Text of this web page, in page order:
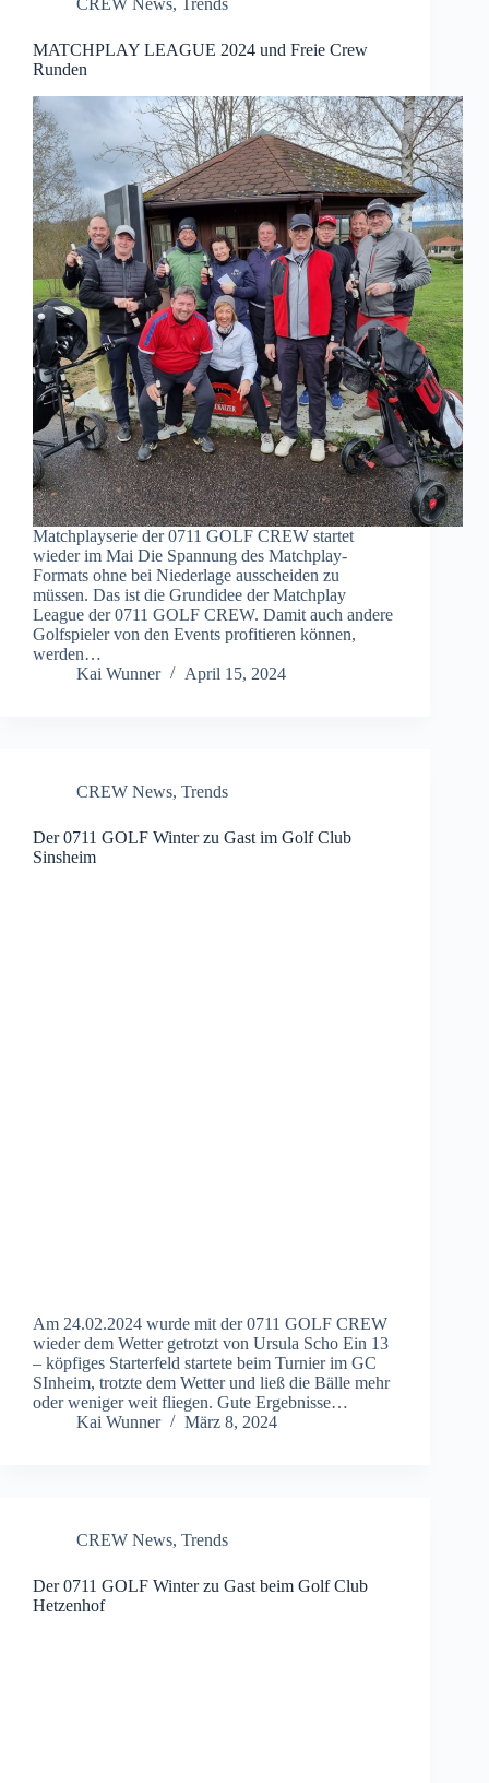
CREW News, Trends
MATCHPLAY LEAGUE 2024 und Freie Crew
Runden
Matchplayserie der 0711 GOLF CREW startet
wieder im Mai Die Spannung des Matchplay-
Formats ohne bei Niederlage ausscheiden zu
müssen. Das ist die Grundidee der Matchplay
League der 0711 GOLF CREW. Damit auch andere
Golfspieler von den Events profitieren können,
werden…
Kai Wunner
April 15, 2024
CREW News, Trends
Der 0711 GOLF Winter zu Gast im Golf Club
Sinsheim
Am 24.02.2024 wurde mit der 0711 GOLF CREW
wieder dem Wetter getrotzt von Ursula Scho Ein 13
– köpfiges Starterfeld startete beim Turnier im GC
SInheim, trotzte dem Wetter und ließ die Bälle mehr
oder weniger weit fliegen. Gute Ergebnisse…
Kai Wunner
März 8, 2024
CREW News, Trends
Der 0711 GOLF Winter zu Gast beim Golf Club
Hetzenhof